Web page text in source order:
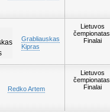
Grabliauskas
Kipras
Lietuvos
čempionatas.
Finalai
Redko Artem
Lietuvos
čempionatas.
Finalai